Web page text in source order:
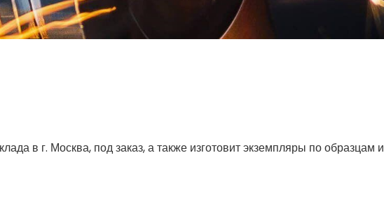
в г. Москва, под заказ, а также изготовит экземпляры по образцам и